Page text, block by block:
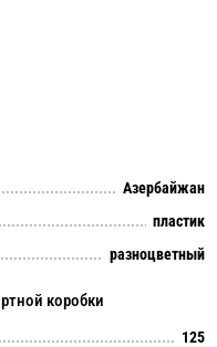
Азербайжан
пластик
разноцветный
коробки
125